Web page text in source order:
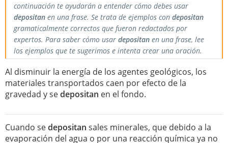
continuación te ayudarán a entender cómo debes usar
depositan en una frase. Se trata de ejemplos con depositan
gramaticalmente correctos que fueron redactados por
expertos. Para saber cómo usar depositan en una frase, lee
los ejemplos que te sugerimos e intenta crear una oración.
Al disminuir la energía de los agentes geológicos, los
materiales transportados caen por efecto de la
gravedad y sedepositan en el fondo.
Cuando sedepositan sales minerales, que debido a la
evaporación del agua o por una reacción química ya no